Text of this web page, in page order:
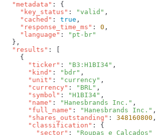
  "metadata"
    "key_status"
: "valid"
    "cached"
: true
    "response_time_ms"
: 0
    "language"
:
  "results"
      "ticker"
: "B3:H1BI34"
      "kind"
: "bdr"
      "unit"
: "currency"
      "currency"
: "BRL"
      "symbol"
: "H1BI34"
      "name"
: "Hanesbrands Inc."
      "full_name"
: "Hanesbrands Inc."
      "shares_outstanding"
: 348160800
      "classification"
        "sector"
: